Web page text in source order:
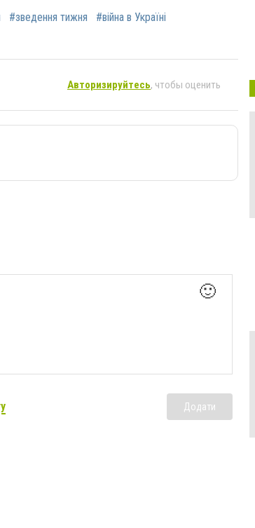
#зведення тижня
#війна в Україні
Авторизируйтесь, чтобы оценить
🙂
Додати